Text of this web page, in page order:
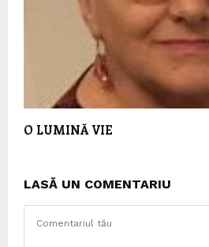
O LUMINĂ VIE
LASĂ UN COMENTARIU